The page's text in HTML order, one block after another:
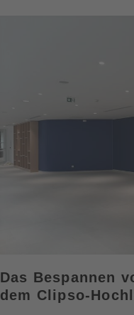
Das Bespannen
dem Clipso-